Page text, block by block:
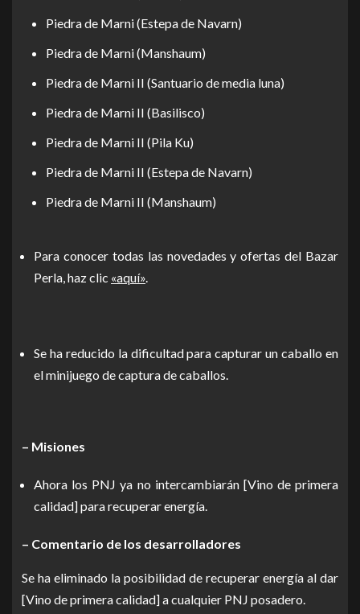
Piedra de Marni (Estepa de Navarn)
Piedra de Marni (Manshaum)
Piedra de Marni II (Santuario de media luna)
Piedra de Marni II (Basilisco)
Piedra de Marni II (Pila Ku)
Piedra de Marni II (Estepa de Navarn)
Piedra de Marni II (Manshaum)
Para conocer todas las novedades y ofertas del Bazar
Perla, haz clic «aquí».
Se ha reducido la dificultad para capturar un caballo en
el minijuego de captura de caballos.
– Misiones
Ahora los PNJ ya no intercambiarán [Vino de primera
calidad] para recuperar energía.
– Comentario de los desarrolladores
Se ha eliminado la posibilidad de recuperar energía al dar
[Vino de primera calidad] a cualquier PNJ posadero.